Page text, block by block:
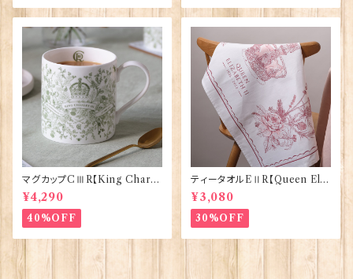
マグカップCⅢR【King Charle
sⅢ Coronation】Victoria E
ggs 50127
¥4,290
40%OFF
ティータオルEⅡR【Queen Eliz
abethⅡ Commemorative】V
ictoria Eggs 50128
¥3,080
30%OFF